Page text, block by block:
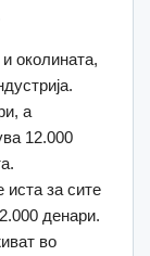
околината,
а
12.000
за сите
денари.
во